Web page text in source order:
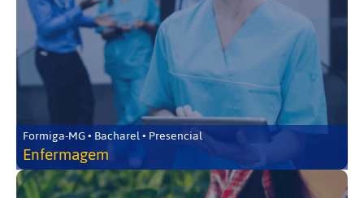
Formiga-MG • Bacharel • Presencial
Enfermagem